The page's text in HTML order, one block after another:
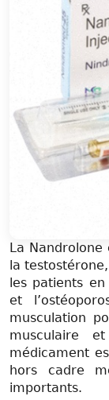
La
la
les patients
et
musculation
musculaire
médicament
hors cadre
importants.